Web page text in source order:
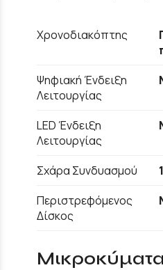
Χρονοδιακόπτης
Ψηφιακή Ένδειξη
Λειτουργίας
LED Ένδειξη
Λειτουργίας
Σχάρα Συνδυασμού
Περιστρεφόμενος
Δίσκος
Μικροκύματα